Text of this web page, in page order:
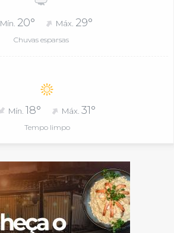
Mín. 20° Máx. 29°
Chuvas esparsas
Mín. 18° Máx.31°
Tempo limpo